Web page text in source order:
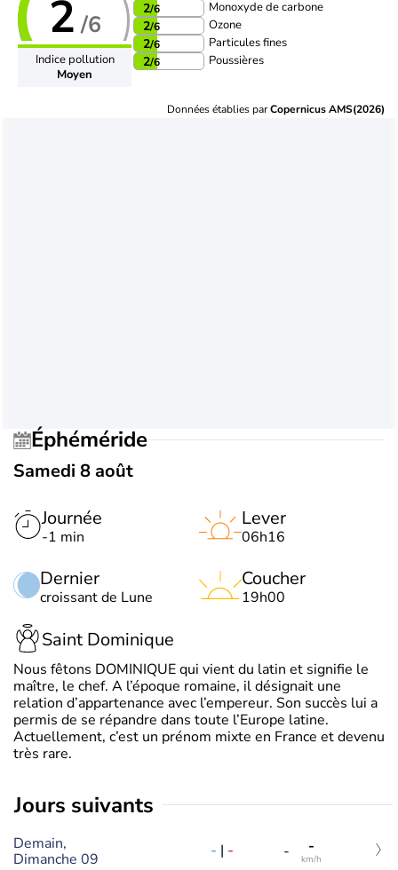
2 /6
Indice pollution
Moyen
2/6 Monoxyde de carbone
2/6 Ozone
2/6 Particules fines
2/6 Poussières
Données établies parCopernicus AMS(2026)
Éphéméride
Samedi 8 août
Journée
-1 min
Dernier
croissant de Lune
Lever
06h16
Coucher
19h00
Saint Dominique
Nous fêtons DOMINIQUE qui vient du latin et signifie le
maître, le chef. A l’époque romaine, il désignait une
relation d’appartenance avec l’empereur. Son succès lui a
permis de se répandre dans toute l’Europe latine.
Actuellement, c’est un prénom mixte en France et devenu
très rare.
jours suivants
Demain,
Dimanche 09
- | - - -
km/h